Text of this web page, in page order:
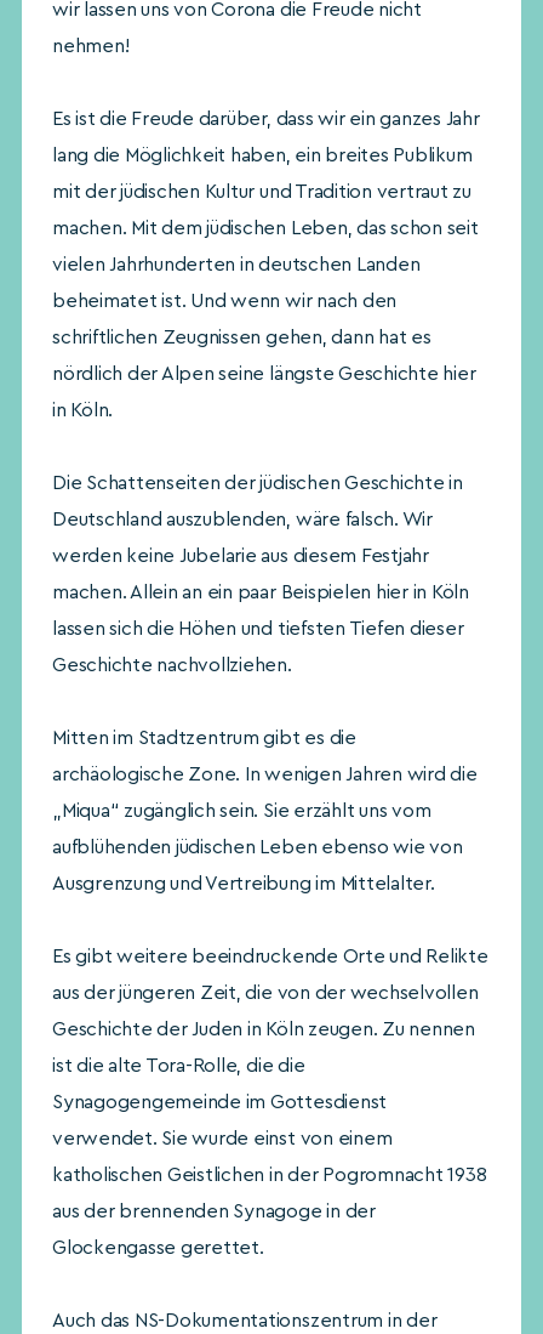
wir lassen uns von Corona die Freude nicht
nehmen!
Es ist die Freude darüber, dass wir ein ganzes Jahr
lang die Möglichkeit haben, ein breites Publikum
mit der jüdischen Kultur und Tradition vertraut zu
machen. Mit dem jüdischen Leben, das schon seit
vielen Jahrhunderten in deutschen Landen
beheimatet ist. Und wenn wir nach den
schriftlichen Zeugnissen gehen, dann hat es
nördlich der Alpen seine längste Geschichte hier
in Köln.
Die Schattenseiten der jüdischen Geschichte in
Deutschland auszublenden, wäre falsch. Wir
werden keine Jubelarie aus diesem Festjahr
machen. Allein an ein paar Beispielen hier in Köln
lassen sich die Höhen und tiefsten Tiefen dieser
Geschichte nachvollziehen.
Mitten im Stadtzentrum gibt es die
archäologische Zone. In wenigen Jahren wird die
„Miqua“ zugänglich sein. Sie erzählt uns vom
aufblühenden jüdischen Leben ebenso wie von
Ausgrenzung und Vertreibung im Mittelalter.
Es gibt weitere beeindruckende Orte und Relikte
aus der jüngeren Zeit, die von der wechselvollen
Geschichte der Juden in Köln zeugen. Zu nennen
ist die alte Tora-Rolle, die die
Synagogengemeinde im Gottesdienst
verwendet. Sie wurde einst von einem
katholischen Geistlichen in der Pogromnacht 1938
aus der brennenden Synagoge in der
Glockengasse gerettet.
Auch das NS-Dokumentationszentrum in der